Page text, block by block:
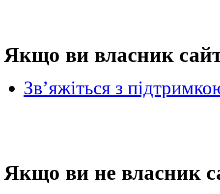
Якщо ви власник
Зв’яжіться з
Якщо ви не власник